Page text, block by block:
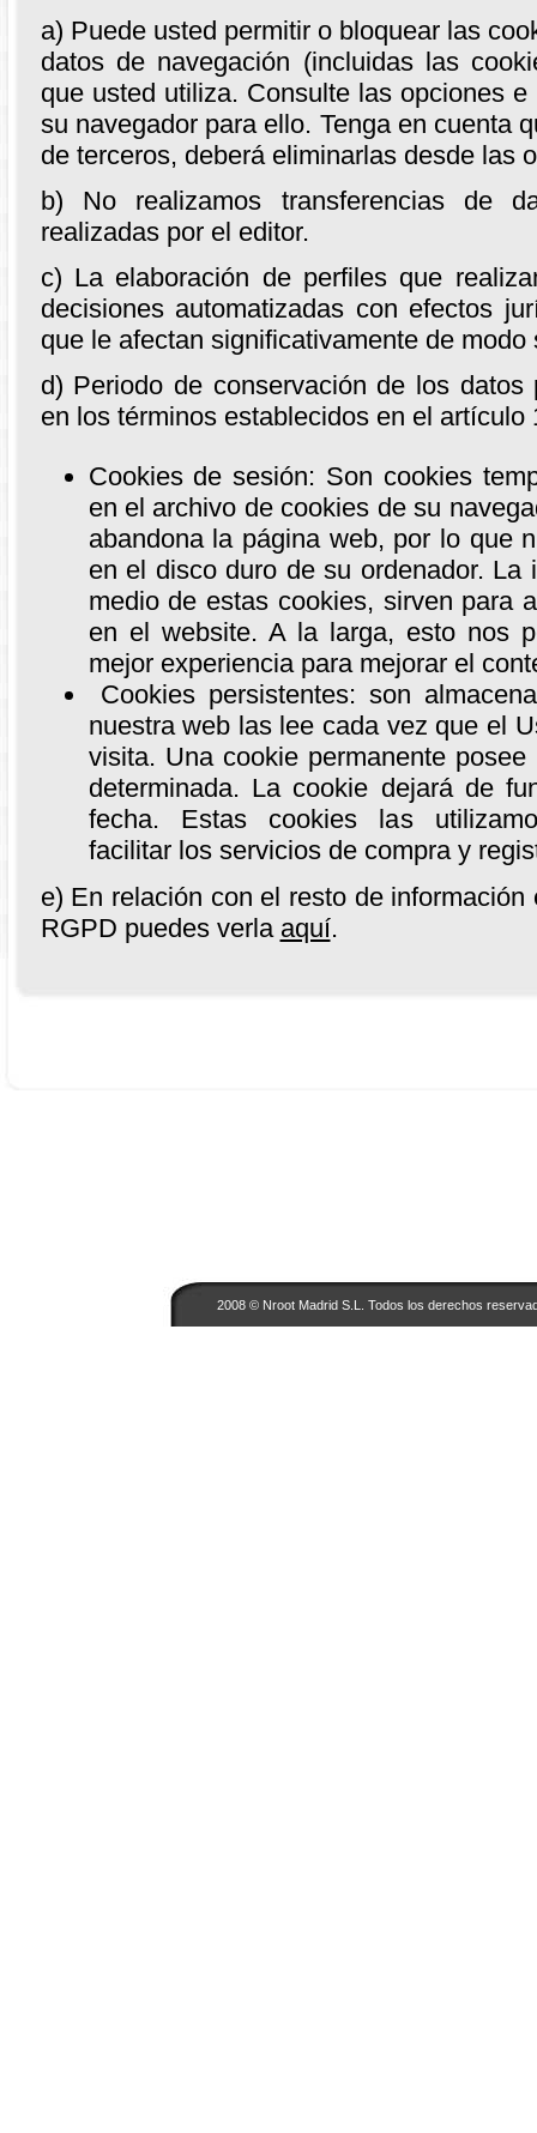
a) Puede usted permitir o bloquear las
datos de navegación (incluidas las
que usted utiliza. Consulte las opciones
su navegador para ello. Tenga en cuenta
de terceros, deberá eliminarlas desde las
b) No realizamos transferencias de
realizadas por el editor.
c) La elaboración de perfiles que
decisiones automatizadas con efectos
que le afectan significativamente de modo
d) Periodo de conservación de los datos
en los términos establecidos en el artículo
Cookies de sesión: Son cookies
en el archivo de cookies de su
abandona la página web, por lo que
en el disco duro de su ordenador. La
medio de estas cookies, sirven para
en el website. A la larga, esto nos
mejor experiencia para mejorar el
Cookies persistentes: son
nuestra web las lee cada vez que el
visita. Una cookie permanente
determinada. La cookie dejará de
fecha. Estas cookies las
facilitar los servicios de compra y
e) En relación con el resto de
RGPD puedes verla aquí.
2008 © Nroot Madrid S.L. Todos los derechos